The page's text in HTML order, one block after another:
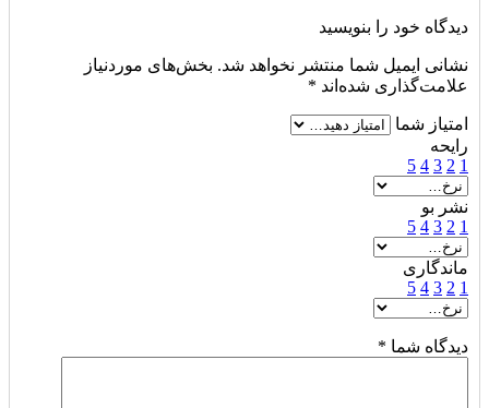
دیدگاه خود را بنویسید
نشانی ایمیل شما منتشر نخواهد شد. بخش‌های موردنیاز
علامت‌گذاری شده‌اند *
امتیاز شما
رایحه
1
2
3
4
5
نشر بو
1
2
3
4
5
ماندگاری
1
2
3
4
5
دیدگاه شما *